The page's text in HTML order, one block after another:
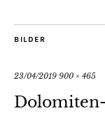
BILDER
23/04/2019 900 × 465